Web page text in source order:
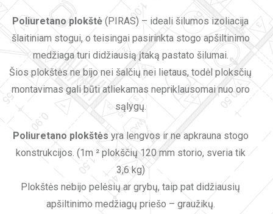
Poliuretano plokštė(PIRAS) – ideali šilumos izoliacija
šlaitiniam stogui, o teisingai pasirinkta stogo apšiltinimo
medžiaga turi didžiausią įtaką pastato šilumai.
Šios plokštės ne bijo nei šalčių nei lietaus, todėl ploksčių
montavimas gali būti atliekamas nepriklausomai nuo oro
sąlygų.
Poliuretano plokštėsyra lengvos ir ne apkrauna stogo
konstrukcijos. (1m ² plokščių 120 mm storio, sveria tik
3,6 kg)
Plokštės nebijo pelėsių ar grybų, taip pat didžiausių
apšiltinimo medžiagų priešo – graužikų.